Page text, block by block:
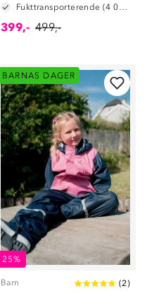
Fukttransporterende (4 000 g/ m2/ 24t)
399,- 499,-
BARNAS DAGER
25%
Barn (2)